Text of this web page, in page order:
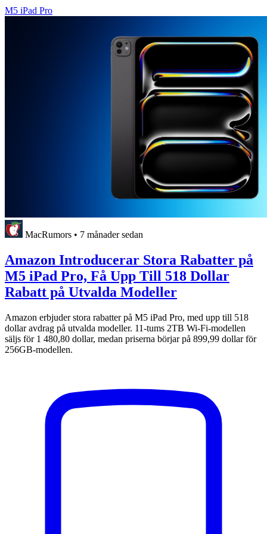
M5 iPad Pro
MacRumors • 7 månader sedan
Amazon Introducerar Stora Rabatter på
M5 iPad Pro, Få Upp Till 518 Dollar
Rabatt på Utvalda Modeller
Amazon erbjuder stora rabatter på M5 iPad Pro, med upp till 518
dollar avdrag på utvalda modeller. 11-tums 2TB Wi-Fi-modellen
säljs för 1 480,80 dollar, medan priserna börjar på 899,99 dollar för
256GB-modellen.